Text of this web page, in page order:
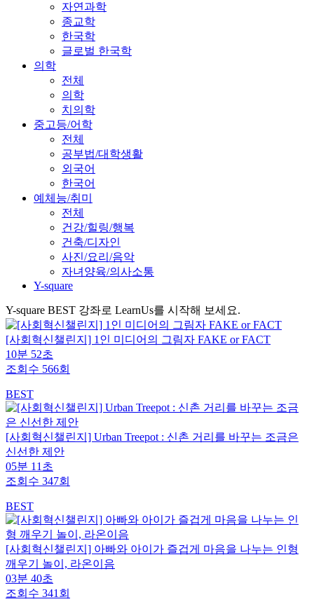
자연과학
종교학
한국학
글로벌 한국학
의학
전체
의학
치의학
중고등/어학
전체
공부법/대학생활
외국어
한국어
예체능/취미
전체
건강/힐링/행복
건축/디자인
사진/요리/음악
자녀양육/의사소통
Y-square
Y-square BEST 강좌로 LearnUs를 시작해 보세요.
[사회혁신챌린지] 1인 미디어의 그림자 FAKE or FACT
10분 52초
조회수 566회
BEST
[사회혁신챌린지] Urban Treepot : 신촌 거리를 바꾸는 조금은
신선한 제안
05분 11초
조회수 347회
BEST
[사회혁신챌린지] 아빠와 아이가 즐겁게 마음을 나누는 인형
깨우기 놀이, 라온이음
03분 40초
조회수 341회